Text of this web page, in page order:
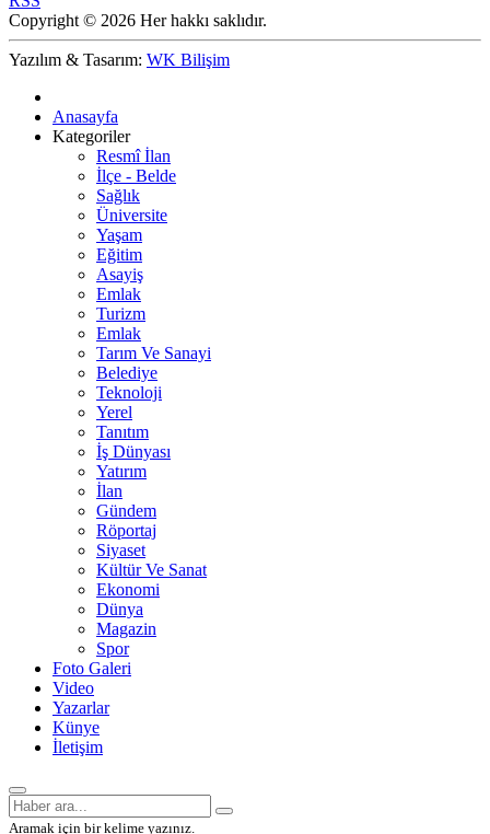
Copyright © 2026 Her hakkı saklıdır.
Yazılım & Tasarım: WK Bilişim
Anasayfa
Kategoriler
Resmî İlan
İlçe - Belde
Sağlık
Üniversite
Yaşam
Eğitim
Asayiş
Emlak
Turizm
Emlak
Tarım Ve Sanayi
Belediye
Teknoloji
Yerel
Tanıtım
İş Dünyası
Yatırım
İlan
Gündem
Röportaj
Siyaset
Kültür Ve Sanat
Ekonomi
Dünya
Magazin
Spor
Foto Galeri
Video
Yazarlar
Künye
İletişim
Aramak için bir kelime yazınız.